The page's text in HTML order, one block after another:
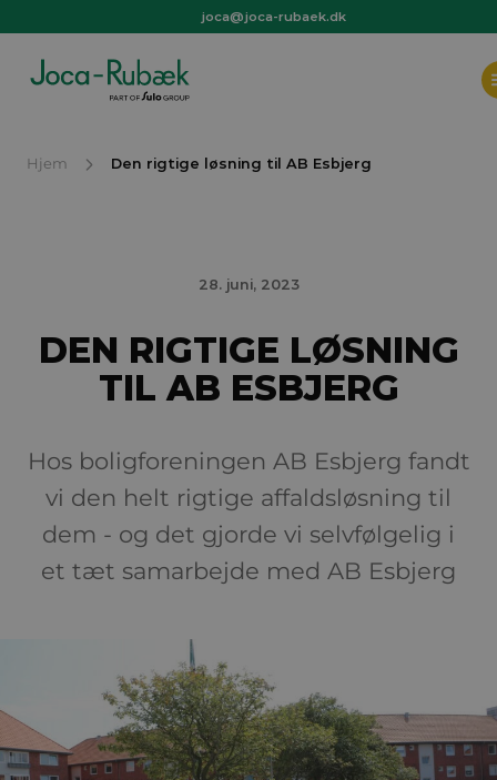
joca@joca-rubaek.dk
Hjem Den rigtige løsning til AB Esbjerg
28. juni, 2023
DEN RIGTIGE LØSNING
TIL AB ESBJERG
Hos boligforeningen AB Esbjerg fandt
vi den helt rigtige affaldsløsning til
dem - og det gjorde vi selvfølgelig i
et tæt samarbejde med AB Esbjerg